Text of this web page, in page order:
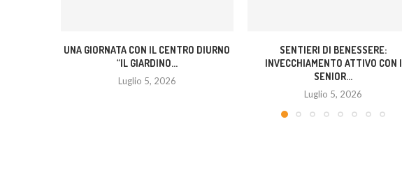
UNA GIORNATA CON IL CENTRO DIURNO
“IL GIARDINO...
Luglio 5, 2026
SENTIERI DI BENESSERE:
INVECCHIAMENTO ATTIVO CON I
SENIOR...
Luglio 5, 2026